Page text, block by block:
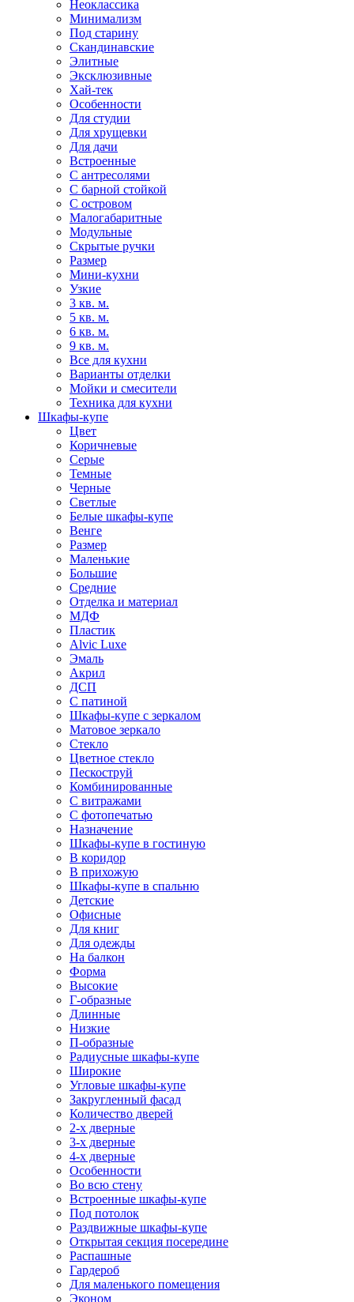
Неоклассика
Минимализм
Под старину
Скандинавские
Элитные
Эксклюзивные
Хай-тек
Особенности
Для студии
Для хрущевки
Для дачи
Встроенные
С антресолями
С барной стойкой
С островом
Малогабаритные
Модульные
Скрытые ручки
Размер
Мини-кухни
Узкие
3 кв. м.
5 кв. м.
6 кв. м.
9 кв. м.
Все для кухни
Варианты отделки
Мойки и смесители
Техника для кухни
Шкафы-купе
Цвет
Коричневые
Серые
Темные
Черные
Светлые
Белые шкафы-купе
Венге
Размер
Маленькие
Большие
Средние
Отделка и материал
МДФ
Пластик
Alvic Luxe
Эмаль
Акрил
ДСП
С патиной
Шкафы-купе с зеркалом
Матовое зеркало
Стекло
Цветное стекло
Пескоструй
Комбинированные
С витражами
С фотопечатью
Назначение
Шкафы-купе в гостиную
В коридор
В прихожую
Шкафы-купе в спальню
Детские
Офисные
Для книг
Для одежды
На балкон
Форма
Высокие
Г-образные
Длинные
Низкие
П-образные
Радиусные шкафы-купе
Широкие
Угловые шкафы-купе
Закругленный фасад
Количество дверей
2-х дверные
3-х дверные
4-х дверные
Особенности
Во всю стену
Встроенные шкафы-купе
Под потолок
Раздвижные шкафы-купе
Открытая секция посередине
Распашные
Гардероб
Для маленького помещения
Эконом